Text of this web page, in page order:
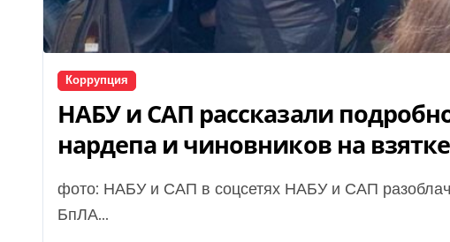
Коррупция
НАБУ и САП рассказали
нардепа и чиновников на взятке
фото: НАБУ и САП в соцсетях НАБУ и САП разоблачили во взяточничестве при закупке
БпЛА...